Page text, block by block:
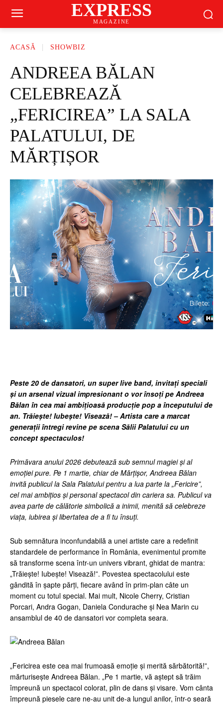
EXPRESS
MAGAZINE
ACASĂ SHOWBIZ
ANDREEA BĂLAN
CELEBREAZĂ
„FERICIREA” LA SALA
PALATULUI, DE
MĂRȚIȘOR
Peste 20 de dansatori, un super live band, invitați speciali
și un arsenal vizual impresionant o vor însoți pe Andreea
Bălan în cea mai ambițioasă producție pop a începutului de
an. Trăiește! Iubește! Visează! – Artista care a marcat
generații întregi revine pe scena Sălii Palatului cu un
concept spectaculos!
Primăvara anului 2026 debutează sub semnul magiei și al
emoției pure. Pe 1 martie, chiar de Mărțișor, Andreea Bălan
invită publicul la Sala Palatului pentru a lua parte la „Fericire”,
cel mai ambițios și personal spectacol din cariera sa. Publicul va
avea parte de călătorie simbolică a inimii, menită să celebreze
viața, iubirea și libertatea de a fi tu însuți.
Sub semnătura inconfundabilă a unei artiste care a redefinit
standardele de performance în România, evenimentul promite
să transforme scena într-un univers vibrant, ghidat de mantra:
„Trăiește! Iubește! Visează!”. Povestea spectacolului este
gândită în șapte părți, fiecare având în prim-plan câte un
moment cu totul special. Mai mult, Nicole Cherry, Cristian
Porcari, Andra Gogan, Daniela Condurache și Nea Marin cu
ansamblul de 40 de dansatori vor completa seara.
„Fericirea este cea mai frumoasă emoție și merită sărbătorită!”,
mărturisește Andreea Bălan. „Pe 1 martie, vă aștept să trăim
împreună un spectacol colorat, plin de dans și visare. Vom cânta
împreună piesele care ne-au unit de-a lungul anilor, într-o seară